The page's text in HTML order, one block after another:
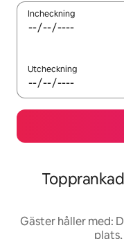
Incheckning
Utcheckning
Gäster håller med: